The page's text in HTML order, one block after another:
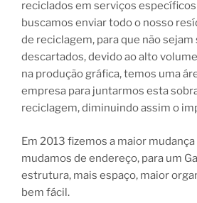
reciclados em serviços
buscamos enviar todo o nosso
de reciclagem, para que não
descartados, devido ao alto
na produção gráfica, temos uma
empresa para juntarmos esta
reciclagem, diminuindo assim o
Em 2013 fizemos a maior
mudamos de endereço, para um
estrutura, mais espaço, maior
bem fácil.